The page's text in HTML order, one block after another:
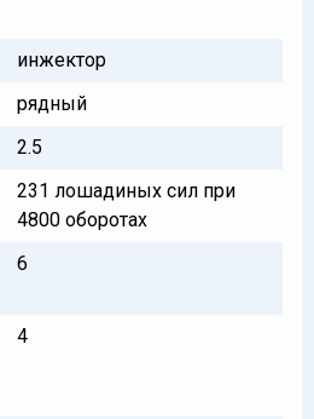
инжектор
рядный
2.5
231 лошадиных сил при
4800 оборотах
6
4